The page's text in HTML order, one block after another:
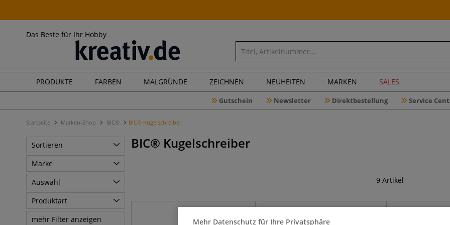
Das Beste für Ihr Hobby
PRODUKTE FARBEN MALGRÜNDE ZEICHNEN NEUHEITEN MARKEN SALES
Gutschein Newsletter Direktbestellung Service
Startseite Marken-Shop BIC® BIC® Kugelschreiber
Sortieren
Marke
Auswahl
Produktart
mehr Filter anzeigen
BIC® Kugelschreiber
9 Artikel
Mehr Datenschutz für Ihre Privatsphäre